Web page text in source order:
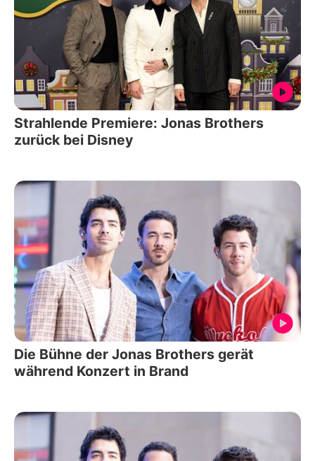
Strahlende Premiere: Jonas Brothers
zurück bei Disney
Die Bühne der Jonas Brothers gerät
während Konzert in Brand